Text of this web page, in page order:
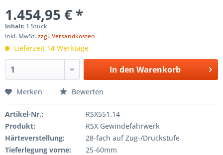
1.454,95 € *
Inhalt: 1 Stück
inkl. MwSt.zzgl. Versandkosten
Lieferzeit 14 Werktage
In den Warenkorb
Merken Bewerten
Artikel-Nr.:
RSX551.14
Produkt:
RSX Gewindefahrwerk
Härteverstellung:
28-fach auf Zug-/Druckstufe
Tieferlegung vorne:
25-60mm